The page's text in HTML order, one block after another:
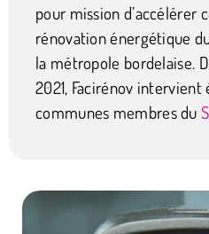
pour mission d’accélérer
rénovation énergétique
la métropole bordelaise.
2021, Facirénov
communes membres du